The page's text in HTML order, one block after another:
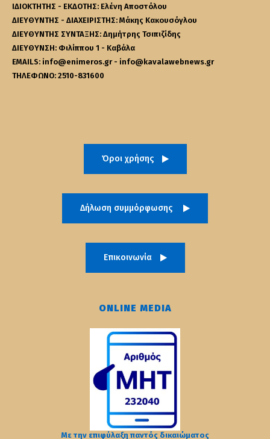
ΙΔΙΟΚΤΗΤΗΣ - ΕΚΔΟΤΗΣ: Ελένη Αποστόλου
ΔΙΕΥΘΥΝΤΗΣ - ΔΙΑΧΕΙΡΙΣΤΗΣ: Μάκης Κακουσόγλου
ΔΙΕΥΘΥΝΤΗΣ ΣΥΝΤΑΞΗΣ: Δημήτρης Τσιπιζίδης
ΔΙΕΥΘΥΝΣΗ: Φιλίππου 1 - Καβάλα
EMAILS: info@enimeros.gr - info@kavalawebnews.gr
ΤΗΛΕΦΩΝΟ: 2510-831600
Όροι χρήσης
Δήλωση συμμόρφωσης
Επικοινωνία
ONLINE MEDIA
Με την επιφύλαξη παντός δικαιώματος